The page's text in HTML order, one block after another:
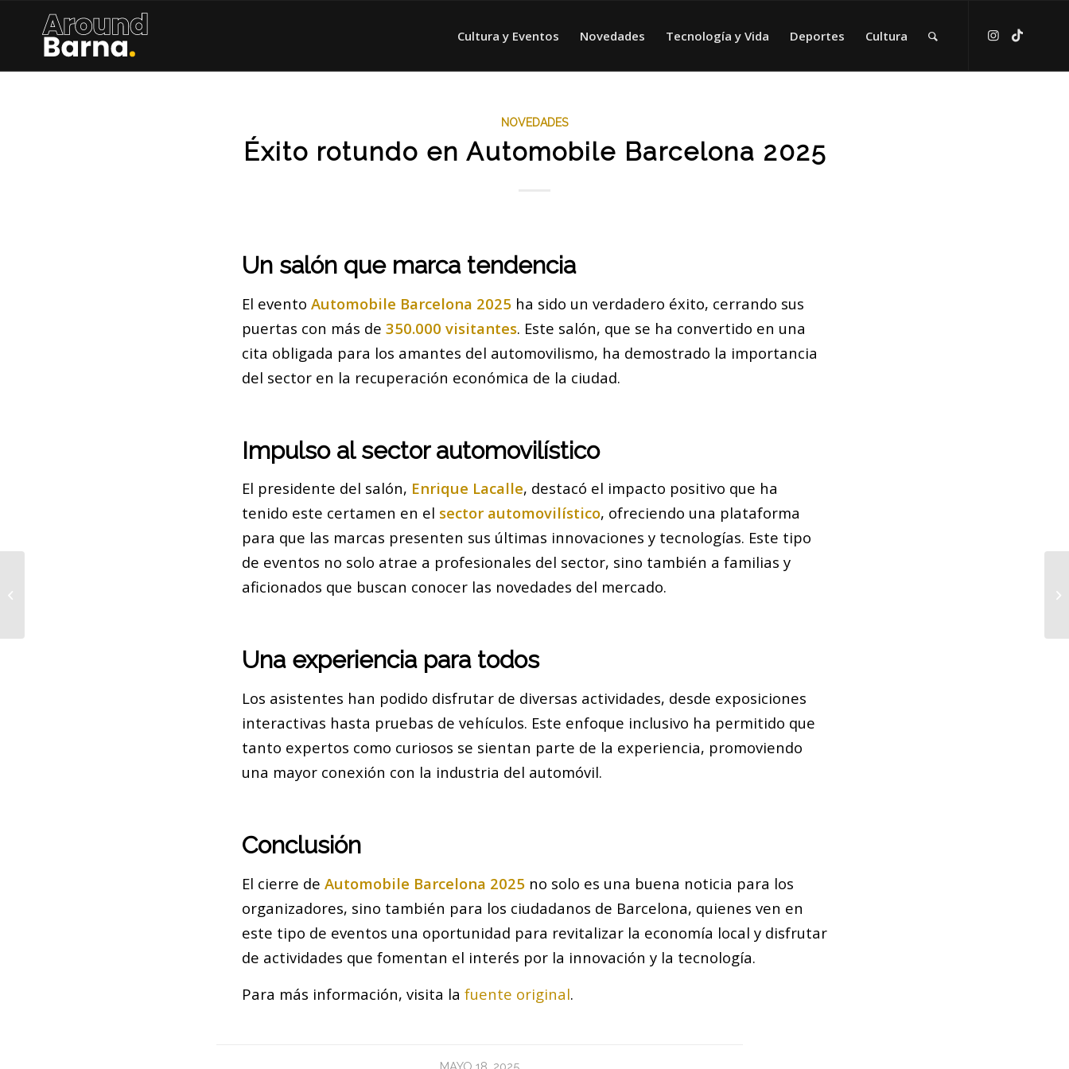
Cultura y Eventos Novedades Tecnología y Vida Deportes Cultura
NOVEDADES
Éxito rotundo en Automobile Barcelona 2025
Un salón que marca tendencia
El evento Automobile Barcelona 2025 ha sido un verdadero éxito, cerrando sus
puertas con más de 350.000 visitantes. Este salón, que se ha convertido en una
cita obligada para los amantes del automovilismo, ha demostrado la importancia
del sector en la recuperación económica de la ciudad.
Impulso al sector automovilístico
El presidente del salón, Enrique Lacalle, destacó el impacto positivo que ha
tenido este certamen en el sector automovilístico, ofreciendo una plataforma
para que las marcas presenten sus últimas innovaciones y tecnologías. Este tipo
de eventos no solo atrae a profesionales del sector, sino también a familias y
aficionados que buscan conocer las novedades del mercado.
Una experiencia para todos
Los asistentes han podido disfrutar de diversas actividades, desde exposiciones
interactivas hasta pruebas de vehículos. Este enfoque inclusivo ha permitido que
tanto expertos como curiosos se sientan parte de la experiencia, promoviendo
una mayor conexión con la industria del automóvil.
Conclusión
El cierre de Automobile Barcelona 2025 no solo es una buena noticia para los
organizadores, sino también para los ciudadanos de Barcelona, quienes ven en
este tipo de eventos una oportunidad para revitalizar la economía local y disfrutar
de actividades que fomentan el interés por la innovación y la tecnología.
Para más información, visita la fuente original.
MAYO 18, 2025